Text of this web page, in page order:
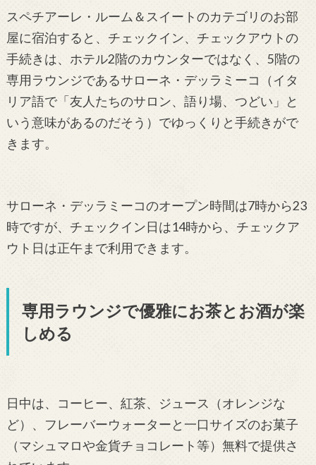
スペチアーレ・ルーム＆スイートのカテゴリのお部
屋に宿泊すると、チェックイン、チェックアウトの
手続きは、ホテル2階のカウンターではなく、5階の
専用ラウンジであるサローネ・デッラミーコ（イタ
リア語で「友人たちのサロン、語り場、つどい」と
いう意味があるのだそう）でゆっくりと手続きがで
きます。
サローネ・デッラミーコのオープン時間は7時から23
時ですが、チェックイン日は14時から、チェックア
ウト日は正午まで利用できます。
専用ラウンジで優雅にお茶とお酒が楽
しめる
日中は、コーヒー、紅茶、ジュース（オレンジな
ど）、フレーバーウォーターと一口サイズのお菓子
（マシュマロや金貨チョコレート等）無料で提供さ